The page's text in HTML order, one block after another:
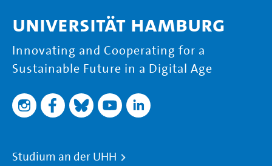
Universität Hamburg
Innovating and Cooperating for a
Sustainable Future in a Digital Age
Studium an der UHH